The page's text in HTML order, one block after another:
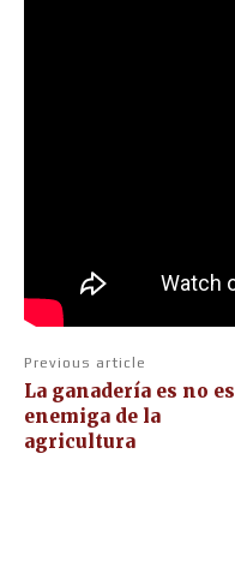
Previous article
La ganadería es no es
enemiga de la
agricultura